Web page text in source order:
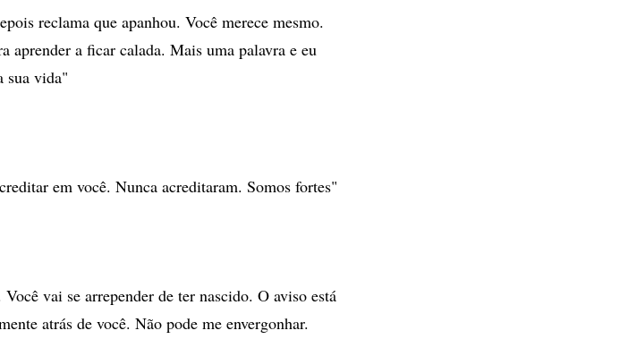
reclama que apanhou. Você merece mesmo.
aprender a ficar calada. Mais uma palavra e eu
sua vida"
em você. Nunca acreditaram. Somos fortes"
vai se arrepender de ter nascido. O aviso está
atrás de você. Não pode me envergonhar.